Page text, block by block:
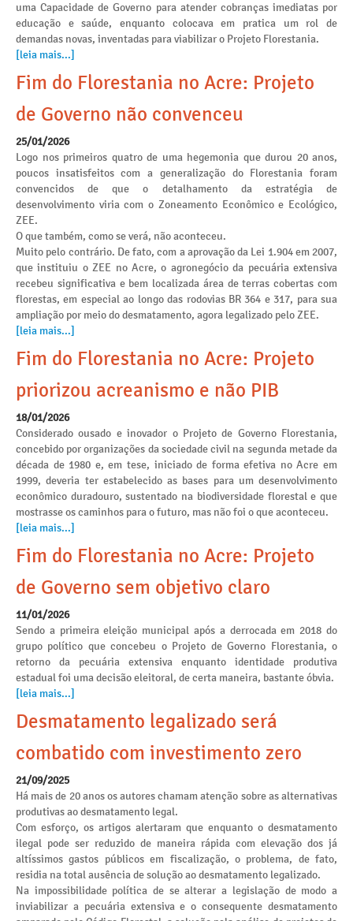
uma Capacidade de Governo para atender cobranças imediatas por
educação e saúde, enquanto colocava em pratica um rol de
demandas novas, inventadas para viabilizar o Projeto Florestania.
[leia mais...]
Fim do Florestania no Acre: Projeto
de Governo não convenceu
25/01/2026
Logo nos primeiros quatro de uma hegemonia que durou 20 anos,
poucos insatisfeitos com a generalização do Florestania foram
convencidos de que o detalhamento da estratégia de
desenvolvimento viria com o Zoneamento Econômico e Ecológico,
ZEE.
O que também, como se verá, não aconteceu.
Muito pelo contrário. De fato, com a aprovação da Lei 1.904 em 2007,
que instituiu o ZEE no Acre, o agronegócio da pecuária extensiva
recebeu significativa e bem localizada área de terras cobertas com
florestas, em especial ao longo das rodovias BR 364 e 317, para sua
ampliação por meio do desmatamento, agora legalizado pelo ZEE.
[leia mais...]
Fim do Florestania no Acre: Projeto
priorizou acreanismo e não PIB
18/01/2026
Considerado ousado e inovador o Projeto de Governo Florestania,
concebido por organizações da sociedade civil na segunda metade da
década de 1980 e, em tese, iniciado de forma efetiva no Acre em
1999, deveria ter estabelecido as bases para um desenvolvimento
econômico duradouro, sustentado na biodiversidade florestal e que
mostrasse os caminhos para o futuro, mas não foi o que aconteceu.
[leia mais...]
Fim do Florestania no Acre: Projeto
de Governo sem objetivo claro
11/01/2026
Sendo a primeira eleição municipal após a derrocada em 2018 do
grupo político que concebeu o Projeto de Governo Florestania, o
retorno da pecuária extensiva enquanto identidade produtiva
estadual foi uma decisão eleitoral, de certa maneira, bastante óbvia.
[leia mais...]
Desmatamento legalizado será
combatido com investimento zero
21/09/2025
Há mais de 20 anos os autores chamam atenção sobre as alternativas
produtivas ao desmatamento legal.
Com esforço, os artigos alertaram que enquanto o desmatamento
ilegal pode ser reduzido de maneira rápida com elevação dos já
altíssimos gastos públicos em fiscalização, o problema, de fato,
residia na total ausência de solução ao desmatamento legalizado.
Na impossibilidade política de se alterar a legislação de modo a
inviabilizar a pecuária extensiva e o consequente desmatamento